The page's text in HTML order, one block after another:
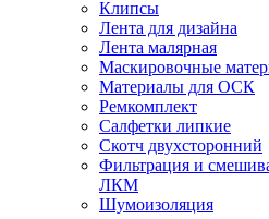
Клипсы
Лента для дизайна
Лента малярная
Маскировочные
Материалы для ОСК
Ремкомплект
Салфетки липкие
Скотч двухсторонний
Фильтрация и
ЛКМ
Шумоизоляция